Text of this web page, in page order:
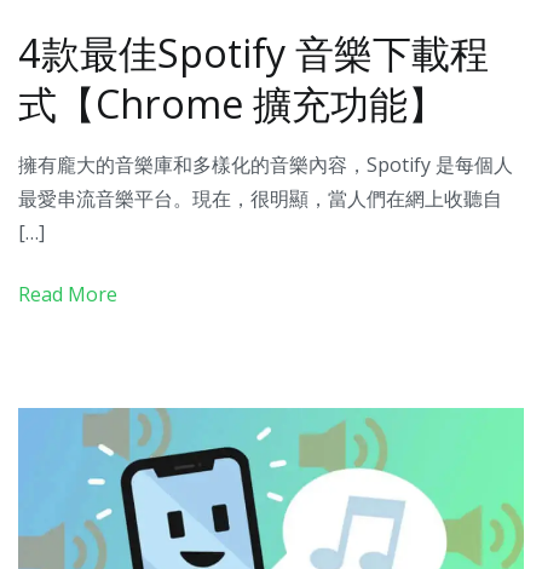
4款最佳Spotify 音樂下載程
式【Chrome 擴充功能】
擁有龐大的音樂庫和多樣化的音樂內容，Spotify 是每個人
最愛串流音樂平台。現在，很明顯，當人們在網上收聽自
[…]
Read More